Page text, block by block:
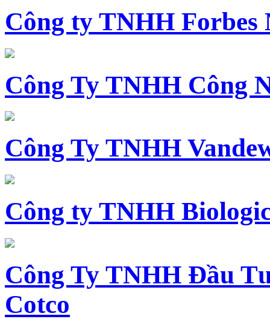
Công ty TNHH
Công Ty TNHH Công
Công Ty TNHH
Công ty TNHH
Công Ty TNHH Đầu
Cotco